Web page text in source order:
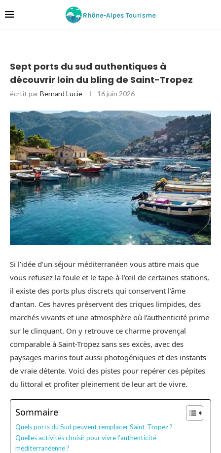
Sept ports du sud authentiques à
découvrir loin du bling de Saint-Tropez
écrtit parBernard Lucie 16 juin 2026
Si l’idée d’un séjour méditerranéen vous attire mais que
vous refusez la foule et le tape-à-l’œil de certaines stations,
il existe des ports plus discrets qui conservent l’âme
d’antan. Ces havres préservent des criques limpides, des
marchés vivants et une atmosphère où l’authenticité prime
sur le clinquant. On y retrouve ce charme provençal
comparable à Saint-Tropez sans ses excès, avec des
paysages marins tout aussi photogéniques et des instants
de vraie détente. Voici des pistes pour repérer ces pépites
du littoral et profiter pleinement de leur art de vivre.
Sommaire
Quels ports du Sud peuvent remplacer Saint-Tropez ?
Quelles activités choisir pour vivre l’authenticité
méditerranéenne ?